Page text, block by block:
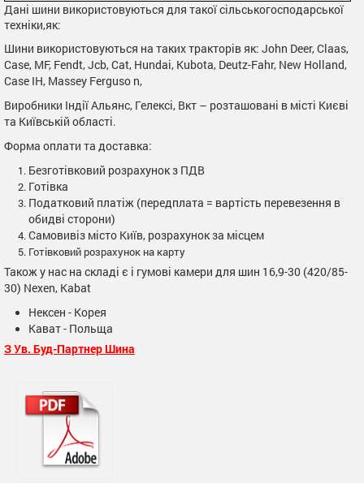
Дані шини використовуються для такої сільськогосподарської
техніки,як:
Шини використовуються на таких тракторів як: John Deer, Claas,
Case, MF, Fendt, Jcb, Cat, Hundai, Kubota, Deutz-Fahr, New Holland,
Case IH, Massey Ferguso n,
Виробники Індії Альянс, Гелексі, Вкт – розташовані в місті Києві
та Київській області.
Форма оплати та доставка:
Безготівковий розрахунок з ПДВ
Готівка
Податковий платіж (передплата = вартість перевезення в
обидві сторони)
Самовивіз місто Київ, розрахунок за місцем
Готівковий розрахунок на карту
Також у нас на складі є і гумові камери для шин 16,9-30 (420/85-
30) Nexen, Kabat
Нексен - Корея
Кават - Польща
З Ув. Буд-Партнер Шина